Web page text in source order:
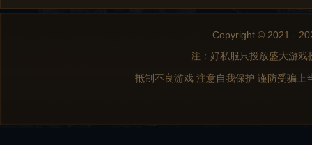
Copyright © 2021 -
注：好私服只投放盛大游
抵制不良游戏 注意自我保护 谨防受骗